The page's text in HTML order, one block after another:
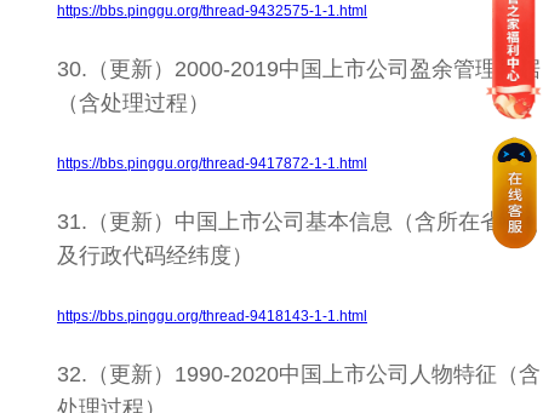
https://bbs.pinggu.org/thread-9432575-1-1.html
30.（更新）2000-2019中国上市公司盈余管理数据
（含处理过程）
https://bbs.pinggu.org/thread-9417872-1-1.html
31.（更新）中国上市公司基本信息（含所在省市
及行政代码经纬度）
https://bbs.pinggu.org/thread-9418143-1-1.html
32.（更新）1990-2020中国上市公司人物特征（含